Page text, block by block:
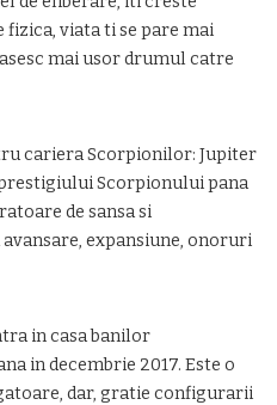
viata ti se pare mai
mai usor drumul catre
cariera Scorpionilor: Jupiter
Scorpionului pana
de sansa si
expansiune, onoruri
in casa banilor
in decembrie 2017. Este o
dar, gratie configurarii